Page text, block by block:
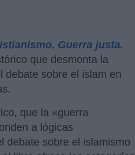
Guerra justa.
que desmonta la
debate sobre el islam en
que la «guerra
a lógicas
debate sobre el islamismo